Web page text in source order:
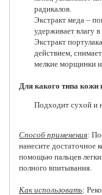
радикалов.
Экстракт меда –
удерживает влагу
Экстракт
действием,
мелкие морщинки и
Для какого типа кожи
Подходит сухой и
Способ применения:
нанесите достаточное
помощью пальцев
полного впитывания.
Как использовать: